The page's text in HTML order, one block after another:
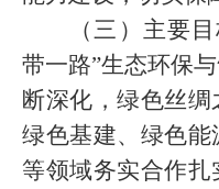
（三）主要目
带一路”生态环保
断深化，绿色丝绸
绿色基建、绿色
等领域务实合作扎